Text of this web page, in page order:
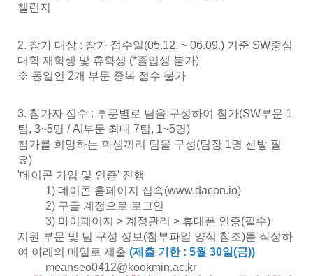
챌린지
2. 참가 대상 : 참가 접수일(05.12. ~ 06.09.) 기준 SW중심
대학 재학생 및 휴학생 (*졸업생 불가)
※ 동일인 2개 부문 중복 접수 불가
3. 참가자 접수 : 부문별로 팀을 구성하여 참가(SW부문 1
팀, 3~5명 / AI부문 최대 7팀, 1~5명)
참가를 희망하는 학생끼리 팀을 구성(팀장 1명 선발 필
요)
'데이콘 가입 및 인증' 진행
1) 데이콘 홈페이지 접속(www.dacon.io)
2) 구글 계정으로 로그인
3) 마이페이지 > 계정관리 > 휴대폰 인증(필수)
지원 부문 및 팀 구성 정보(첨부파일 양식 참조)를 작성하
여 아래의 메일로 제출 (제출 기한 : 5월 30일(금))
meanseo0412@kookmin.ac.kr